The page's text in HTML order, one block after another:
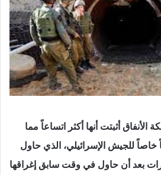
أثبتت أنها أكثر اتساعاً مما
خاصاً للجيش الإسرائيلي، الذي حاول
بعد أن حاول في وقت سابق إغراقها